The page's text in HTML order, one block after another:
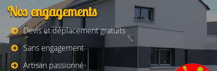
Nos engagements
Devis et déplacement gratuits
Sans engagement
Artisan passionné